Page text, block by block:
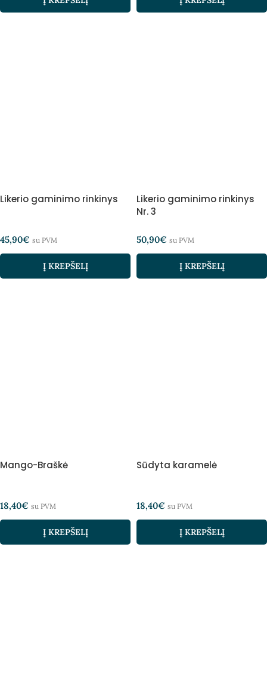
Likerio gaminimo rinkinys
45,90€ su PVM
Į KREPŠELĮ
Likerio gaminimo rinkinys
Nr. 3
50,90€ su PVM
Į KREPŠELĮ
Mango-Braškė
18,40€ su PVM
Į KREPŠELĮ
Sūdyta karamelė
18,40€ su PVM
Į KREPŠELĮ